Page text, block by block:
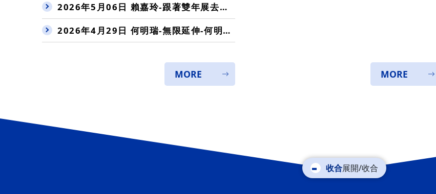
2026年5月06日 賴嘉玲-跟著雙年展去旅行：淺談當代藝術的社會介入
2026年4月29日 何明瑞-無限延伸-何明瑞的傳播人生
MORE MORE
展開/收合